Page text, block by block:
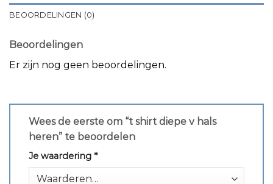
BEOORDELINGEN (0)
Beoordelingen
Er zijn nog geen beoordelingen.
Wees de eerste om “t shirt diepe v hals
heren” te beoordelen
Je waardering *